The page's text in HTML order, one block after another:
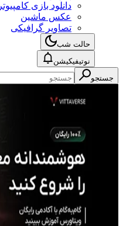
دانلود بازی کامپیوتر
عکس ماشین
تصاویر گرافیکی
حالت شب
نوتیفیکیشن
جستجو